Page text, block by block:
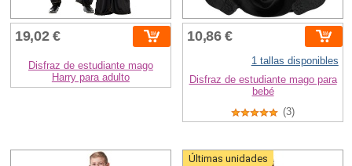
19,02 €
Disfraz de estudiante mago
Harry para adulto
10,86 €
1 tallas disponibles
Disfraz de estudiante mago para
bebé
(3)
Últimas unidades